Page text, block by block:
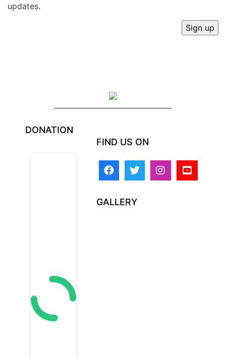
updates.
DONATION
FIND US ON
GALLERY